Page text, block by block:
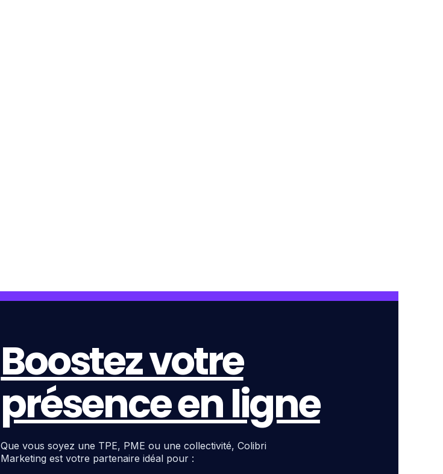
Boostez votre
présence en ligne
Que vous soyez une TPE, PME ou une collectivité, Colibri
Marketing est votre partenaire idéal pour :